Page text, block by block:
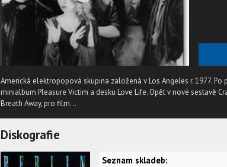
Americká elektropopová skupina založená v Los Angeles r. 1977.
minialbum Pleasure Victim a desku Love Life. Opět v nové sestavě
Breath Away, pro film...
Diskografie
Seznam skladeb: